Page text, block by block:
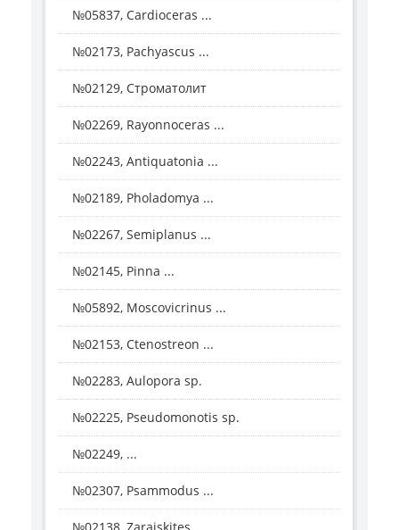
№05837, Cardioceras ...
№02173, Pachyascus ...
№02129, Строматолит
№02269, Rayonnoceras ...
№02243, Antiquatonia ...
№02189, Pholadomya ...
№02267, Semiplanus ...
№02145, Pinna ...
№05892, Moscovicrinus ...
№02153, Ctenostreon ...
№02283, Aulopora sp.
№02225, Pseudomonotis sp.
№02249, ...
№02307, Psammodus ...